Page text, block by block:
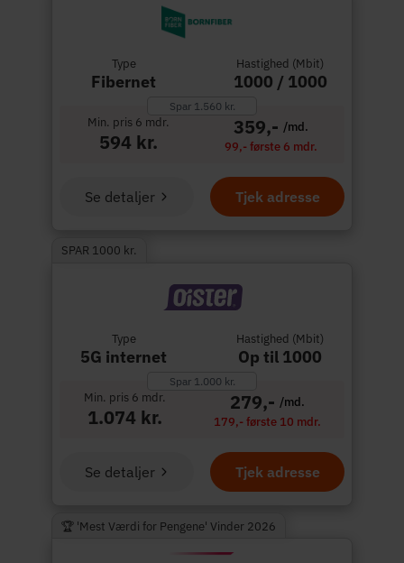
Type
Fibernet
Hastighed (Mbit)
1000 / 1000
Spar 1.560 kr.
Min. pris 6 mdr.
594 kr.
359,- /md.
99,- første 6 mdr.
Tjek adresse
Se detaljer
SPAR 1000 kr.
Type
5G internet
Hastighed (Mbit)
Op til 1000
Spar 1.000 kr.
Min. pris 6 mdr.
1.074 kr.
279,- /md.
179,- første 10 mdr.
Tjek adresse
Se detaljer
🏆 'Mest Værdi for Pengene' Vinder 2026